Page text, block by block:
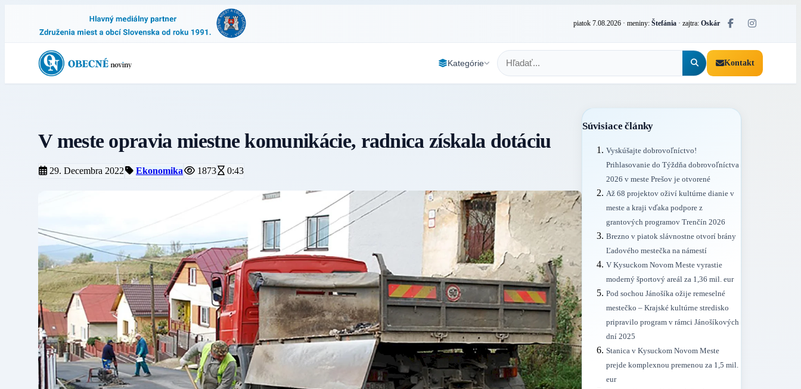
piatok 7.08.2026 · meniny: Štefánia · zajtra: Oskár
Kategórie Kontakt
V meste opravia miestne komunikácie, radnica získala dotáciu
29. Decembra 2022 Ekonomika 1873 0:43
Súvisiace články
Vyskúšajte dobrovoľníctvo!
Prihlasovanie do Týždňa dobrovoľníctva
2026 v meste Prešov je otvorené
Až 68 projektov oživí kultúrne dianie v
meste a kraji vďaka podpore z
grantových programov Trenčín 2026
Brezno v piatok slávnostne otvorí brány
Ľadového mestečka na námestí
V Kysuckom Novom Meste vyrastie
moderný športový areál za 1,36 mil. eur
Pod sochou Jánošíka ožije remeselné
mestečko – Krajské kultúrne stredisko
pripravilo program v rámci Jánošíkových
dní 2025
Stanica v Kysuckom Novom Meste
prejde komplexnou premenou za 1,5 mil.
eur